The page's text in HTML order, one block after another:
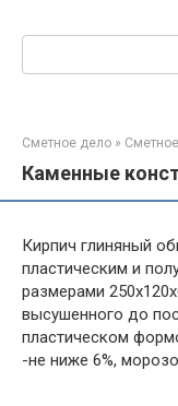
Поиск:
Сметное дело »
Каменные
Кирпич глиняный
пластическим и
размерами
высушенного до
пластическом
-не ниже 6%,